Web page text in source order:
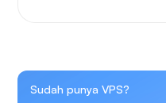
Sudah punya VPS?